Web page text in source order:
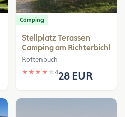
Cámping
Stellplatz Terassen
Camping am Richterbichl
Rottenbuch
★ ★ ★ ★ ★ 428 EUR